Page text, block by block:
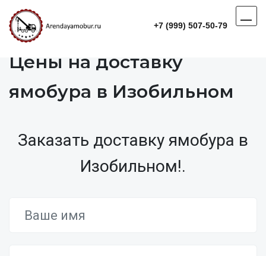
+7 (999) 507-50-79
Цены на доставку
ямобура в Изобильном
Заказать доставку ямобура в
Изобильном!.